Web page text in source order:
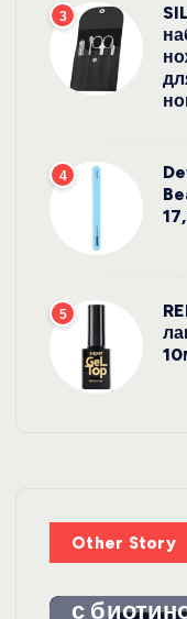
3
4
5
Other Story
волос
против
с